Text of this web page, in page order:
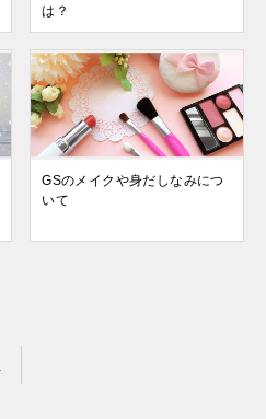
は？
GSのメイクや身だしなみにつ
いて